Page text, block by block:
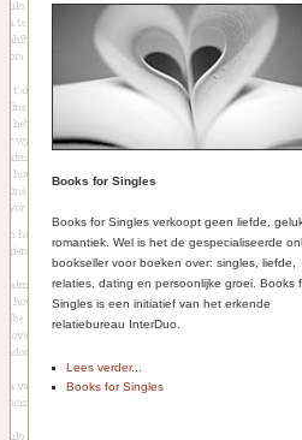
Books for Singles
Books for Singles verkoopt geen liefde,
romantiek. Wel is het de gespecialiseerde
bookseller voor boeken over: singles, liefde,
relaties, dating en persoonlijke groei. Books
Singles is een initiatief van het erkende
relatiebureau InterDuo.
Lees verder...
Books for Singles